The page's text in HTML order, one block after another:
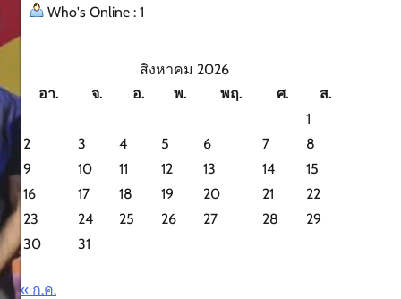
Who's Online : 1
สิงหาคม 2026
อา.
จ. อ. พ. พฤ. ศ.
ส.
1
2
3 4 5 6 7
8
9
10 11 12 13 14
15
16
17 18 19 20 21
22
23
24 25 26 27 28
29
30
31
« ก.ค.